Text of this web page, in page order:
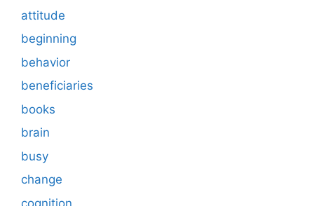
attitude
beginning
behavior
beneficiaries
books
brain
busy
change
cognition